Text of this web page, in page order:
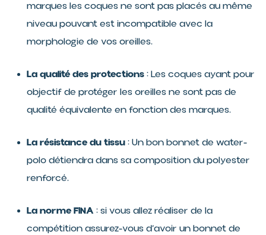
marques les coques ne sont pas placés au même
niveau pouvant est incompatible avec la
morphologie de vos oreilles.
La qualité des protections : Les coques ayant pour
objectif de protéger les oreilles ne sont pas de
qualité équivalente en fonction des marques.
La résistance du tissu : Un bon bonnet de water-
polo détiendra dans sa composition du polyester
renforcé.
La norme FINA : si vous allez réaliser de la
compétition assurez-vous d’avoir un bonnet de